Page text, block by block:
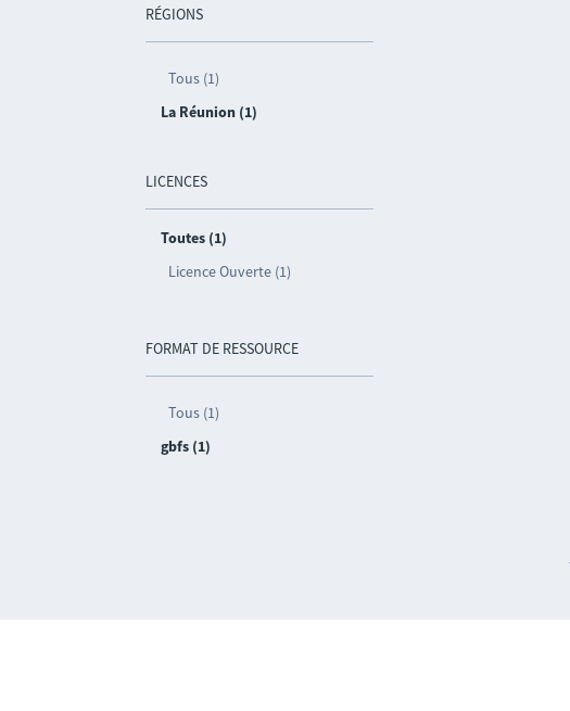
RÉGIONS
Tous (1)
La Réunion (1)
LICENCES
Toutes (1)
Licence Ouverte (1)
FORMAT DE RESSOURCE
Tous (1)
gbfs (1)